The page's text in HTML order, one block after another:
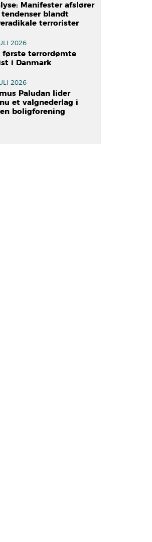
Manifester afslører
tendenser blandt
terrorister
2026
første terrordømte
i Danmark
2026
Paludan lider
et valgnederlag i
boligforening